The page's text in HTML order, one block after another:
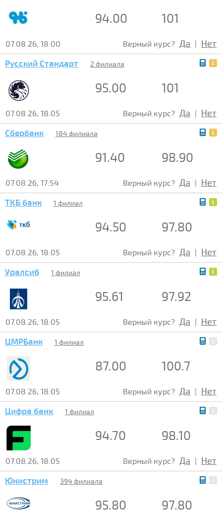
94.00 101
07.08.26, 18:00 Верный курс? Да | Нет
Русский Стандарт 2 филиала
95.00 101
07.08.26, 18:05 Верный курс? Да | Нет
Сбербанк 184 филиала
91.40 98.90
07.08.26, 17:54 Верный курс? Да | Нет
ТКБ банк 1 филиал
94.50 97.80
07.08.26, 18:05 Верный курс? Да | Нет
Уралсиб 1 филиал
95.61 97.92
07.08.26, 18:05 Верный курс? Да | Нет
ЦМРБанк 1 филиал
87.00 100.7
07.08.26, 18:05 Верный курс? Да | Нет
Цифра банк 1 филиал
94.70 98.10
07.08.26, 18:05 Верный курс? Да | Нет
Юнистрим 394 филиала
95.80 97.80